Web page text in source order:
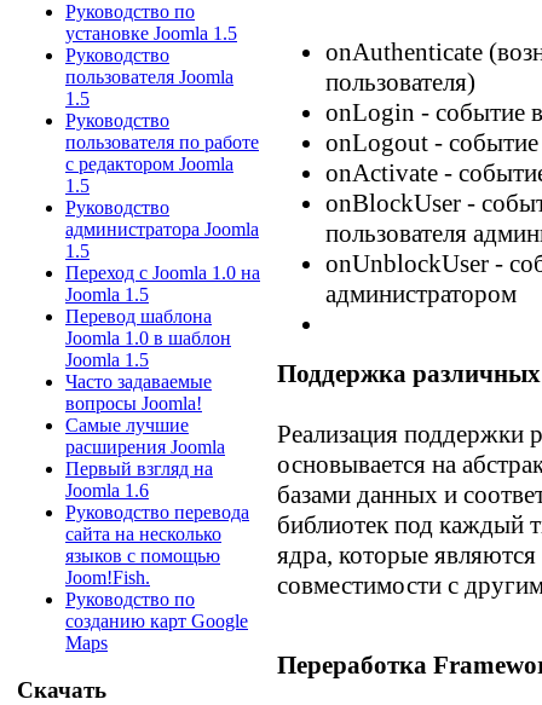
Руководство по
установке Joomla 1.5
Руководство
пользователя Joomla
1.5
Руководство
пользователя по работе
с редактором Joomla
1.5
Руководство
администратора Joomla
1.5
Переход с Joomla 1.0 на
Joomla 1.5
Перевод шаблона
Joomla 1.0 в шаблон
Joomla 1.5
Часто задаваемые
вопросы Joomla!
Самые лучшие
расширения Joomla
Первый взгляд на
Joomla 1.6
Руководство перевода
сайта на несколько
языков с помощью
Joom!Fish.
Руководство по
созданию карт Google
Maps
Скачать
onAuthenticate
пользователя)
onLogin - событие
onLogout -
onActivate -
onBlockUser -
пользователя
onUnblockUser -
администратором
Поддержка
Реализация поддержки
основывается на
базами данных и
библиотек под каждый
ядра, которые
совместимости с
Переработка